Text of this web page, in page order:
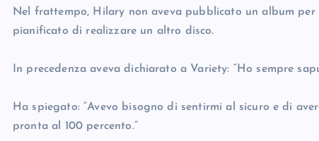
Nel frattempo, Hilary non aveva pubblicato un album per
pianificato di realizzare un altro disco.
In precedenza aveva dichiarato a Variety: “Ho sempre
Ha spiegato: “Avevo bisogno di sentirmi al sicuro e di
pronta al 100 percento.”